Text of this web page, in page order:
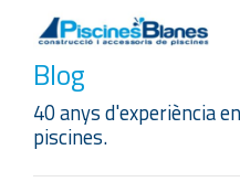
Blog
40 anys d'experiència
piscines.